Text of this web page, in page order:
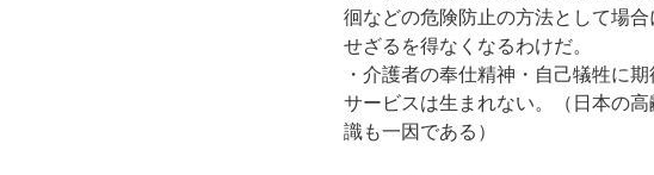
徊などの危険防止の方法として場
せざるを得なくなるわけだ。
・介護者の奉仕精神・自己犠牲に
サービスは生まれない。（日本の
識も一因である）